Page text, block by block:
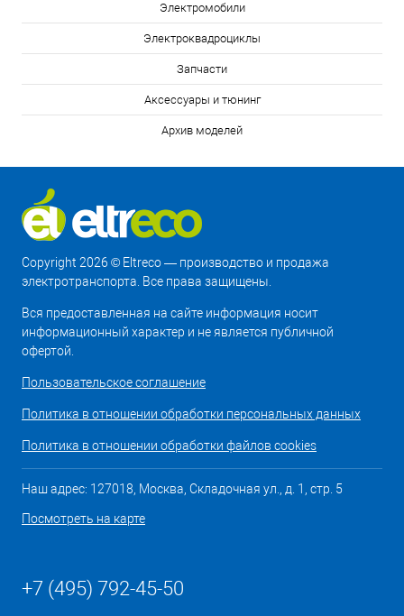
Электромобили
Электроквадроциклы
Запчасти
Аксессуары и тюнинг
Архив моделей
Copyright 2026 © Eltreco — производство и продажа
электротранспорта. Все права защищены.
Вся предоставленная на сайте информация носит
информационный характер и не является публичной
офертой.
Пользовательское соглашение
Политика в отношении обработки персональных данных
Политика в отношении обработки файлов cookies
Наш адрес: 127018, Москва, Складочная ул., д. 1, стр. 5
Посмотреть на карте
+7 (495) 792-45-50